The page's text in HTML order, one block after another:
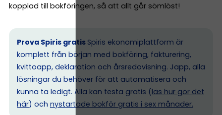
kopplad till bokföringen, så att allt går sömlöst!
Prova Spiris gratis Spiris ekonomiplattform är
komplett från början med bokföring, fakturering,
kvittoapp, deklaration och årsredovisning. Japp, alla
lösningar du behöver för att automatisera och
kunna ta ledigt. Alla kan testa gratis (läs hur gör det
här) och nystartade bokför gratis i sex månader.